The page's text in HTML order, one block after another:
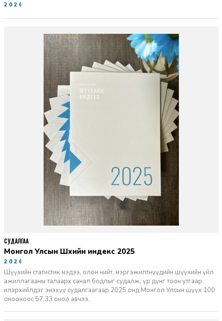
2026-06-19
Монгол Улсын Шүүхийн индекс 2025
2026-06-11
Шүүхийн статистик мэдээ, олон нийт, мэргэжилтнүүдийн шүүхийн үйл
ажиллагааны талаарх санал бодлыг судалж, үр дүнг тоон утгаар
илэрхийлдэг энэхүү судалгаагаар 2025 онд Монгол Улсын шүүх 100
онооноос 57,33 оноо авчээ.
СУДАЛГАА